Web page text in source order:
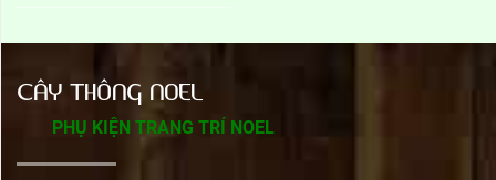
CÂY THÔNG NOEL
PHỤ KIỆN TRANG TRÍ NOEL